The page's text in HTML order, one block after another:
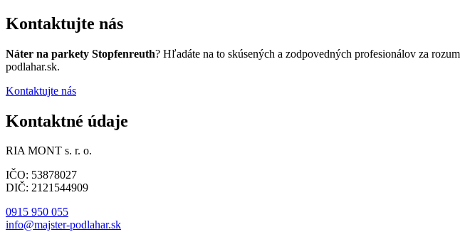
Kontaktujte nás
Náter na parkety Stopfenreuth? Hľadáte na to skúsených a zodpovedných profesionálov za
podlahar.sk.
Kontaktujte nás
Kontaktné údaje
RIA MONT s. r. o.
IČO: 53878027
DIČ: 2121544909
0915 950 055
info@majster-podlahar.sk